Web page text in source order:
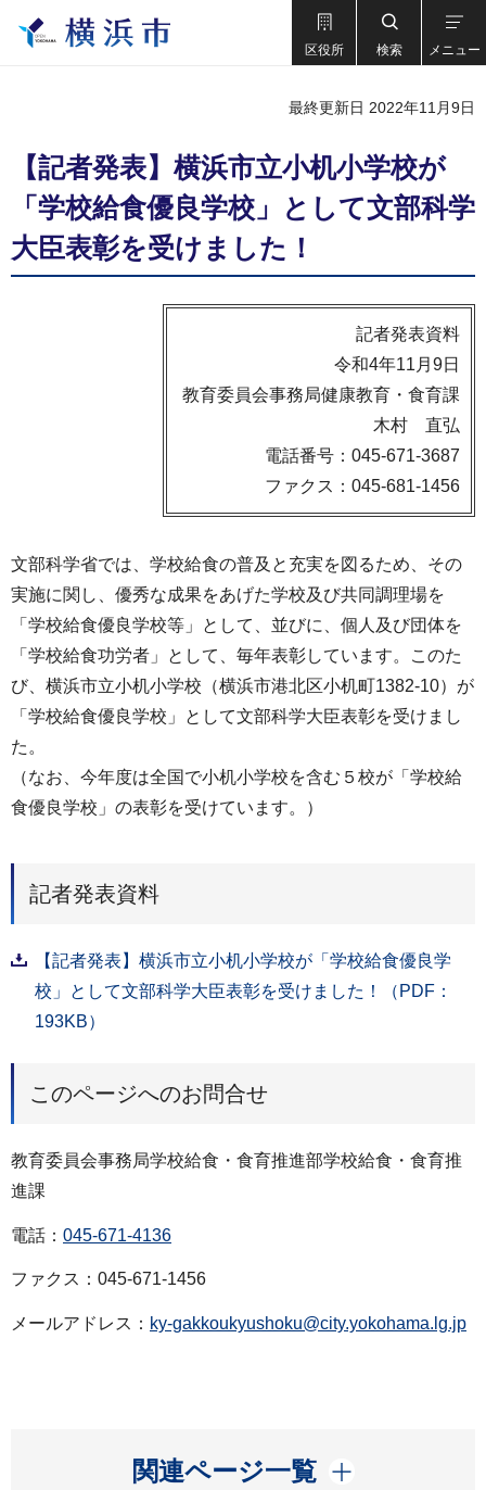
区役所 検索 メニュー
最終更新日 2022年11月9日
【記者発表】横浜市立小机小学校が
「学校給食優良学校」として文部科学
大臣表彰を受けました！
記者発表資料
令和4年11月9日
教育委員会事務局健康教育・食育課
木村 直弘
電話番号：045-671-3687
ファクス：045-681-1456
文部科学省では、学校給食の普及と充実を図るため、その
実施に関し、優秀な成果をあげた学校及び共同調理場を
「学校給食優良学校等」として、並びに、個人及び団体を
「学校給食功労者」として、毎年表彰しています。このた
び、横浜市立小机小学校（横浜市港北区小机町1382‐10）が
「学校給食優良学校」として文部科学大臣表彰を受けまし
た。
（なお、今年度は全国で小机小学校を含む５校が「学校給
食優良学校」の表彰を受けています。）
記者発表資料
【記者発表】横浜市立小机小学校が「学校給食優良学
校」として文部科学大臣表彰を受けました！（PDF：
193KB）
このページへのお問合せ
教育委員会事務局学校給食・食育推進部学校給食・食育推
進課
電話： 045-671-4136
ファクス：045-671-1456
メールアドレス： ky-gakkoukyushoku@city.yokohama.lg.jp
関連ページ一覧
開く